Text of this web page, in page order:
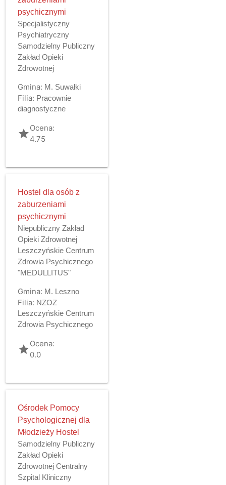
psychicznymi
Specjalistyczny
Psychiatryczny
Samodzielny Publiczny
Zakład Opieki
Zdrowotnej
Gmina: M. Suwałki
Filia: Pracownie
diagnostyczne
gradeOcena:
4.75
Hostel dla osób z
zaburzeniami
psychicznymi
Niepubliczny Zakład
Opieki Zdrowotnej
Leszczyńskie Centrum
Zdrowia Psychicznego
"MEDULLITUS"
Gmina: M. Leszno
Filia: NZOZ
Leszczyńskie Centrum
Zdrowia Psychicznego
gradeOcena:
0.0
Ośrodek Pomocy
Psychologicznej dla
Młodzieży Hostel
Samodzielny Publiczny
Zakład Opieki
Zdrowotnej Centralny
Szpital Kliniczny